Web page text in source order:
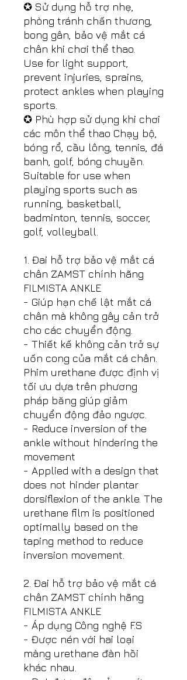
✪ Sử dụng hỗ trợ nhẹ,
phòng tránh chấn thương,
bong gân, bảo vệ mắt cá
chân khi chơi thể thao.
Use for light support,
prevent injuries, sprains,
protect ankles when playing
sports.
✪ Phù hợp sử dụng khi chơi
các môn thể thao Chạy bộ,
bóng rổ, cầu lông, tennis, đá
banh, golf, bóng chuyền.
Suitable for use when
playing sports such as
running, basketball,
badminton, tennis, soccer,
golf, volleyball.
1. Đai hỗ trợ bảo vệ mắt cá
chân ZAMST chính hãng
FILMISTA ANKLE
- Giúp hạn chế lật mắt cá
chân mà không gây cản trở
cho các chuyển động.
- Thiết kế không cản trở sự
uốn cong của mắt cá chân.
Phim urethane được định vị
tối ưu dựa trên phương
pháp băng giúp giảm
chuyển động đảo ngược.
- Reduce inversion of the
ankle without hindering the
movement
- Applied with a design that
does not hinder plantar
dorsiflexion of the ankle. The
urethane film is positioned
optimally based on the
taping method to reduce
inversion movement.
2. Đai hỗ trợ bảo vệ mắt cá
chân ZAMST chính hãng
FILMISTA ANKLE
- Áp dụng Công nghệ F.S
- Được nén với hai loại
màng urethane đàn hồi
khác nhau.